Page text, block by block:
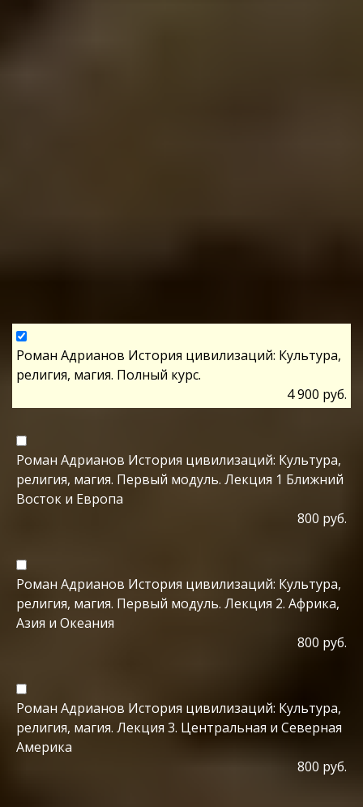
Роман Адрианов История цивилизаций: Культура,
религия, магия. Полный курс.
4 900 руб.
Роман Адрианов История цивилизаций: Культура,
религия, магия. Первый модуль. Лекция 1 Ближний
Восток и Европа
800 руб.
Роман Адрианов История цивилизаций: Культура,
религия, магия. Первый модуль. Лекция 2. Африка,
Азия и Океания
800 руб.
Роман Адрианов История цивилизаций: Культура,
религия, магия. Лекция 3. Центральная и Северная
Америка
800 руб.